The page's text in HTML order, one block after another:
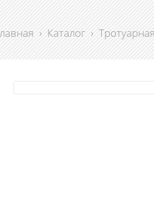
› Каталог ›